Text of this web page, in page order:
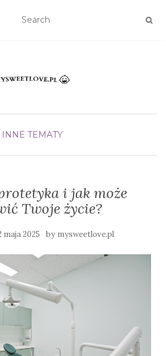
INNE TEMATY
i jak może
Twoje życie?
maja 2025 by mysweetlove.pl